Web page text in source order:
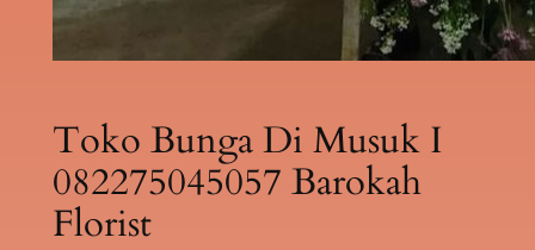
Toko Bunga Di Musuk I
082275045057 Barokah
Florist